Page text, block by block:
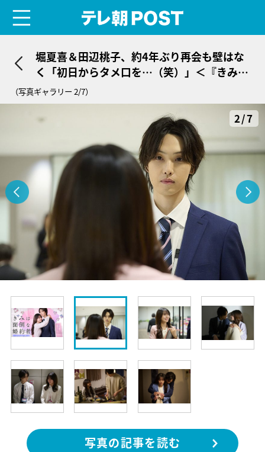
堀夏喜＆田辺桃子、約4年ぶり再会も壁はな
く「初日からタメ口を…（笑）」＜『きみは
面倒な婚約者』SPインタビュー＞
（写真ギャラリー 2/7）
2/7
写真の記事を読む